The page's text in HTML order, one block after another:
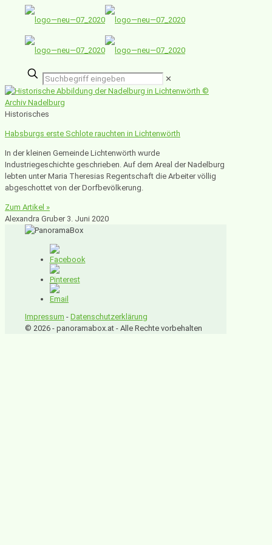
✕
Historisches
Habsburgs erste Schlote rauchten in Lichtenwörth
In der kleinen Gemeinde Lichtenwörth wurde
Industriegeschichte geschrieben. Auf dem Areal der Nadelburg
lebten unter Maria Theresias Regentschaft die Arbeiter völlig
abgeschottet von der Dorfbevölkerung.
Zum Artikel »
Alexandra Gruber 3. Juni 2020
Impressum - Datenschutzerklärung
© 2026 - panoramabox.at - Alle Rechte vorbehalten